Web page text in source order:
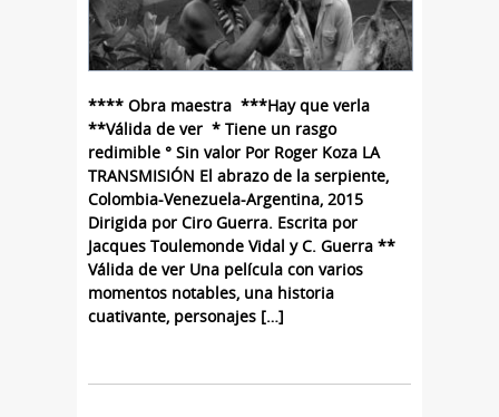
**** Obra maestra ***Hay que verla
**Válida de ver * Tiene un rasgo
redimible ° Sin valor Por Roger Koza LA
TRANSMISIÓN El abrazo de la serpiente,
Colombia-Venezuela-Argentina, 2015
Dirigida por Ciro Guerra. Escrita por
Jacques Toulemonde Vidal y C. Guerra **
Válida de ver Una película con varios
momentos notables, una historia
cuativante, personajes […]